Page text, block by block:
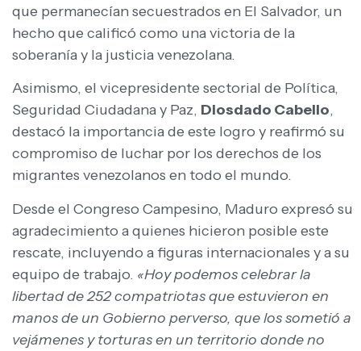
que permanecían secuestrados en El Salvador, un
hecho que calificó como una victoria de la
soberanía y la justicia venezolana.
Asimismo, el vicepresidente sectorial de Política,
Seguridad Ciudadana y Paz, Diosdado Cabello,
destacó la importancia de este logro y reafirmó su
compromiso de luchar por los derechos de los
migrantes venezolanos en todo el mundo.
Desde el Congreso Campesino, Maduro expresó su
agradecimiento a quienes hicieron posible este
rescate, incluyendo a figuras internacionales y a su
equipo de trabajo. «Hoy podemos celebrar la
libertad de 252 compatriotas que estuvieron en
manos de un Gobierno perverso, que los sometió a
vejámenes y torturas en un territorio donde no